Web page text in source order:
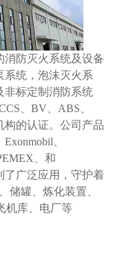
消防灭火系统及设备
系统，泡沫灭火系
非标定制消防系统
、 BV、 ABS、
构的认证。公司产品
Exonmobil、
、和
了广泛应用，守护着
储罐、炼化装置、
机库、电厂等